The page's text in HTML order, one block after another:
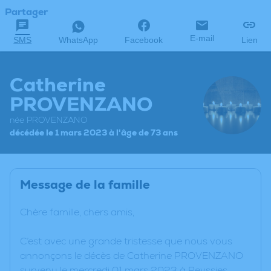
Partager
SMS WhatsApp Facebook E-mail Lien
Catherine
PROVENZANO
née PROVENZANO
décédée le 1 mars 2023 à l'âge de 73 ans
Message de la famille
Chère famille, chers amis,
C’est avec une grande tristesse que nous vous
annonçons le décès de Catherine PROVENZANO